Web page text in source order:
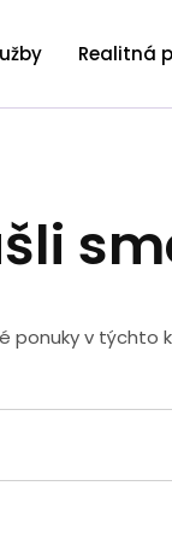
Realitná
ponuky v týchto